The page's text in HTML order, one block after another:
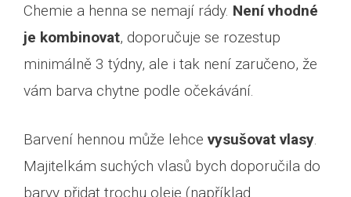
Chemie a henna se nemají rády. Není vhodné
je kombinovat, doporučuje se rozestup
minimálně 3 týdny, ale i tak není zaručeno, že
vám barva chytne podle očekávání.
Barvení hennou může lehce vysušovat vlasy.
Majitelkám suchých vlasů bych doporučila do
barvy přidat trochu oleje (například